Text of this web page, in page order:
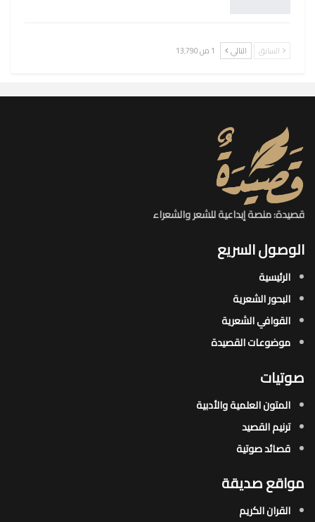
السابق التالي 1 من 13٬790
قصيدة: منصة إبداعية للشعر والشعراء
الوصول السريع
الرئيسية
البحور الشعرية​
القوافي الشعرية​
موضوعات القصيدة​
صوتيات
المتون العلمية والأدبية
ترنيم القصيد
قصائد صوتية
مواقع صديقة
القران الكريم